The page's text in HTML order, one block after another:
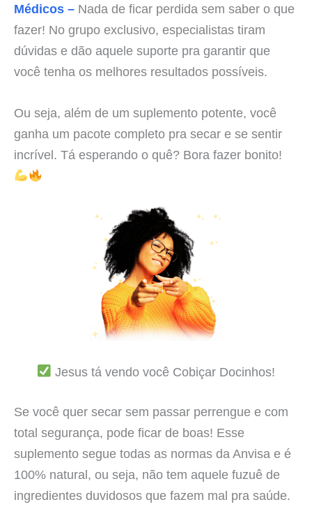
Médicos – Nada de ficar perdida sem saber o que
fazer! No grupo exclusivo, especialistas tiram
dúvidas e dão aquele suporte pra garantir que
você tenha os melhores resultados possíveis.
Ou seja, além de um suplemento potente, você
ganha um pacote completo pra secar e se sentir
incrível. Tá esperando o quê? Bora fazer bonito!
Jesus tá vendo você Cobiçar Docinhos!
Se você quer secar sem passar perrengue e com
total segurança, pode ficar de boas! Esse
suplemento segue todas as normas da Anvisa e é
100% natural, ou seja, não tem aquele fuzuê de
ingredientes duvidosos que fazem mal pra saúde.